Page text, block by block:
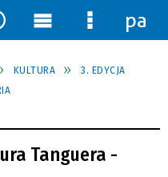
KULTURA
3. EDYCJA
Tanguera -
Menu
główne
Menu